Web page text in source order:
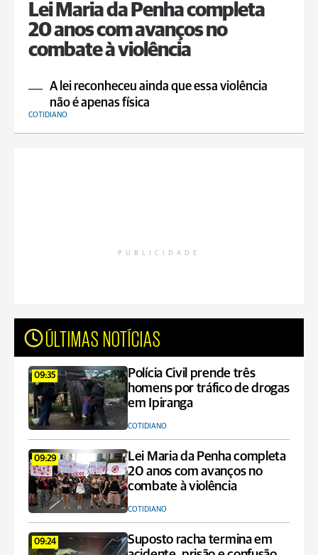
Lei Maria da Penha completa
20 anos com avanços no
combate à violência
A lei reconheceu ainda que essa violência
não é apenas física
COTIDIANO
PUBLICIDADE
ÚLTIMAS NOTÍCIAS
09:35
Polícia Civil prende três
homens por tráfico de drogas
em Ipiranga
COTIDIANO
09:29
Lei Maria da Penha completa
20 anos com avanços no
combate à violência
COTIDIANO
09:24
Suposto racha termina em